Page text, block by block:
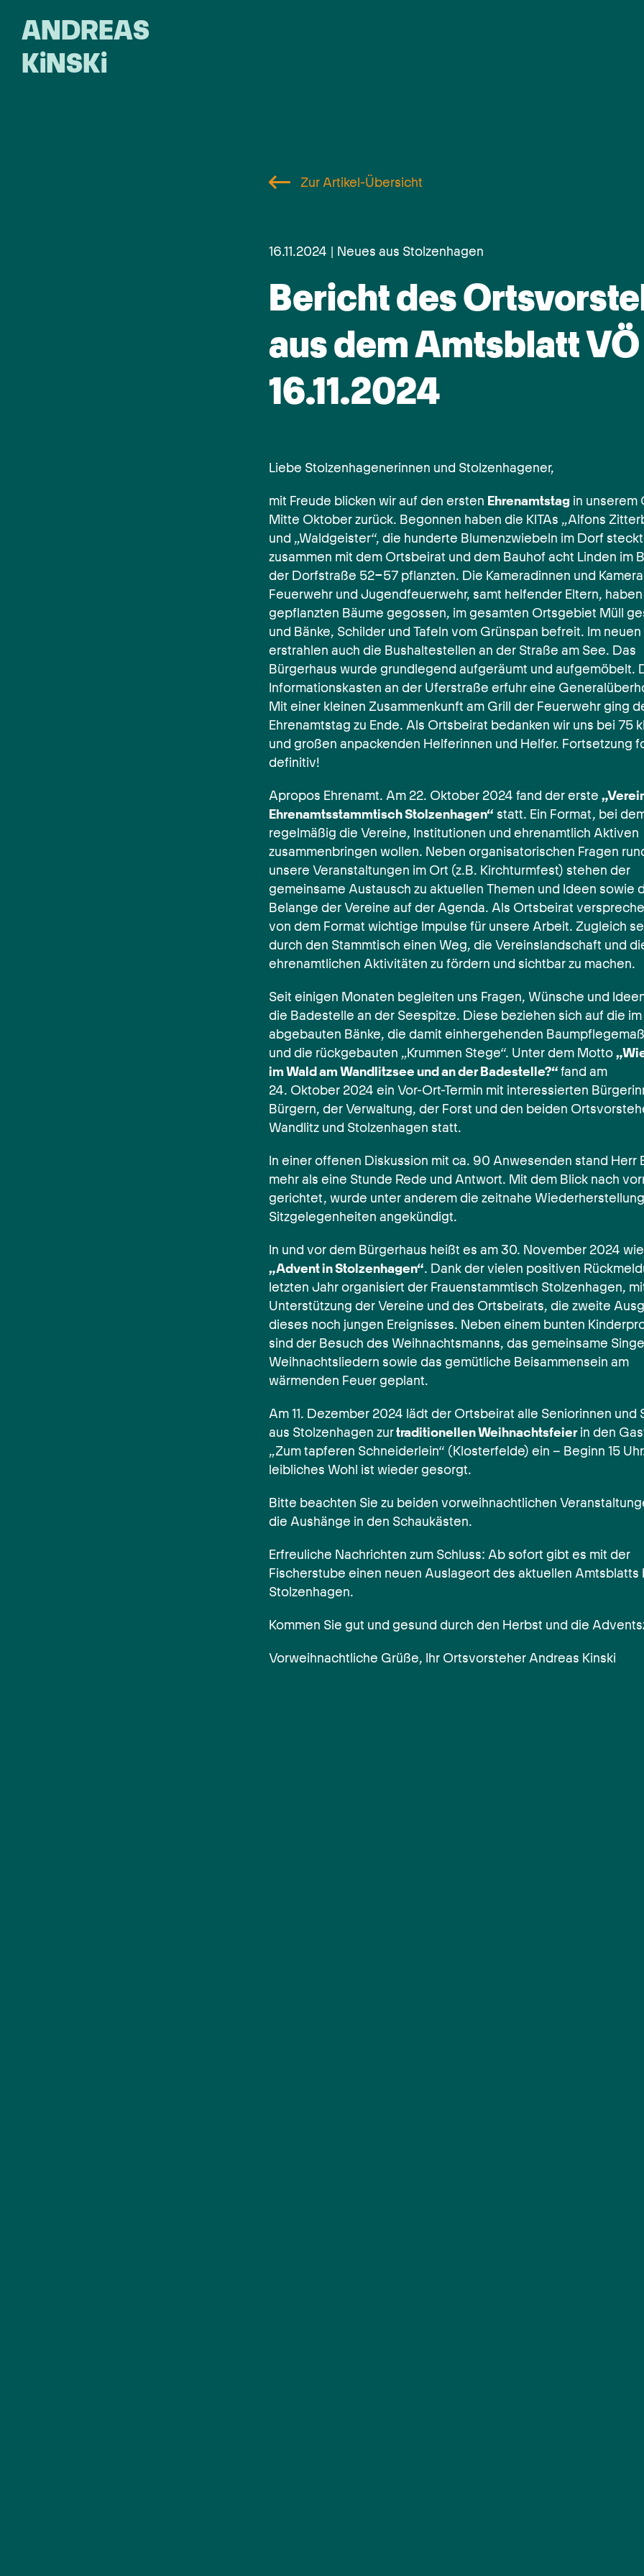
ANDREAS
KiNSKi
Zur Artikel-Übersicht
16.11.2024 | Neues aus Stolzenhagen
Bericht des
aus dem Amtsblatt VÖ
16.11.2024
Liebe Stolzenhagenerinnen und Stolzenhagener,
mit Freude blicken wir auf den ersten Ehrenamtstag in unserem
Mitte Oktober zurück. Begonnen haben die KITAs „Alfons
und „Waldgeister“, die hunderte Blumenzwiebeln im Dorf
zusammen mit dem Ortsbeirat und dem Bauhof acht Linden im
der Dorfstraße 52-57 pflanzten. Die Kameradinnen und
Feuerwehr und Jugendfeuerwehr, samt helfender Eltern,
gepflanzten Bäume gegossen, im gesamten Ortsgebiet Müll
und Bänke, Schilder und Tafeln vom Grünspan befreit. Im neuen
erstrahlen auch die Bushaltestellen an der Straße am See. Das
Bürgerhaus wurde grundlegend aufgeräumt und aufgemöbelt.
Informationskasten an der Uferstraße erfuhr eine
Mit einer kleinen Zusammenkunft am Grill der Feuerwehr ging
Ehrenamtstag zu Ende. Als Ortsbeirat bedanken wir uns bei 75
und großen anpackenden Helferinnen und Helfer. Fortsetzung
definitiv!
Apropos Ehrenamt. Am 22. Oktober 2024 fand der erste
Ehrenamtsstammtisch Stolzenhagen“ statt. Ein Format, bei
regelmäßig die Vereine, Institutionen und ehrenamtlich Aktiven
zusammenbringen wollen. Neben organisatorischen Fragen
unsere Veranstaltungen im Ort (z.B. Kirchturmfest) stehen der
gemeinsame Austausch zu aktuellen Themen und Ideen sowie
Belange der Vereine auf der Agenda. Als Ortsbeirat
von dem Format wichtige Impulse für unsere Arbeit. Zugleich
durch den Stammtisch einen Weg, die Vereinslandschaft und
ehrenamtlichen Aktivitäten zu fördern und sichtbar zu machen.
Seit einigen Monaten begleiten uns Fragen, Wünsche und
die Badestelle an der Seespitze. Diese beziehen sich auf die im
abgebauten Bänke, die damit einhergehenden
und die rückgebauten „Krummen Stege“. Unter dem Motto
im Wald am Wandlitzsee und an der Badestelle?“fand am
24. Oktober 2024 ein Vor-Ort-Termin mit interessierten
Bürgern, der Verwaltung, der Forst und den beiden
Wandlitz und Stolzenhagen statt.
In einer offenen Diskussion mit ca. 90 Anwesenden stand Herr
mehr als eine Stunde Rede und Antwort. Mit dem Blick nach
gerichtet, wurde unter anderem die zeitnahe
Sitzgelegenheiten angekündigt.
In und vor dem Bürgerhaus heißt es am 30. November 2024
„Advent in Stolzenhagen“. Dank der vielen positiven
letzten Jahr organisiert der Frauenstammtisch Stolzenhagen,
Unterstützung der Vereine und des Ortsbeirats, die zweite
dieses noch jungen Ereignisses. Neben einem bunten
sind der Besuch des Weihnachtsmanns, das gemeinsame
Weihnachtsliedern sowie das gemütliche Beisammensein am
wärmenden Feuer geplant.
Am 11. Dezember 2024 lädt der Ortsbeirat alle Seniorinnen und
aus Stolzenhagen zurtraditionellen Weihnachtsfeierin den
„Zum tapferen Schneiderlein“ (Klosterfelde) ein – Beginn 15
leibliches Wohl ist wieder gesorgt.
Bitte beachten Sie zu beiden vorweihnachtlichen
die Aushänge in den Schaukästen.
Erfreuliche Nachrichten zum Schluss: Ab sofort gibt es mit der
Fischerstube einen neuen Auslageort des aktuellen Amtsblatts
Stolzenhagen.
Kommen Sie gut und gesund durch den Herbst und die
Vorweihnachtliche Grüße, Ihr Ortsvorsteher Andreas Kinski